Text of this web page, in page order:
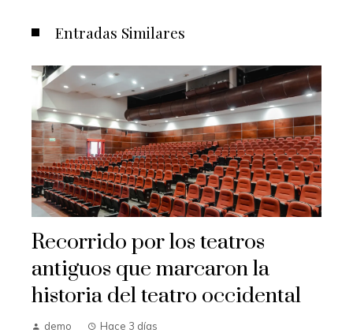
Entradas Similares
Recorrido por los teatros
antiguos que marcaron la
historia del teatro occidental
demo Hace 3 días